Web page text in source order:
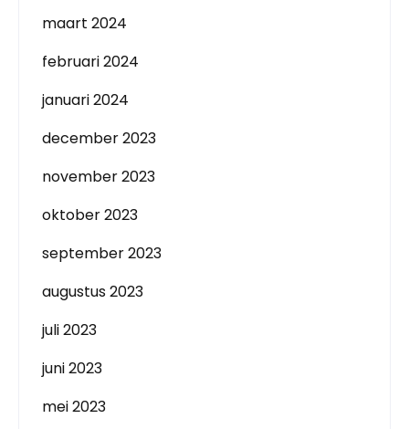
maart 2024
februari 2024
januari 2024
december 2023
november 2023
oktober 2023
september 2023
augustus 2023
juli 2023
juni 2023
mei 2023